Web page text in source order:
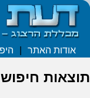
אודות האתר
תוצאות חיפוש